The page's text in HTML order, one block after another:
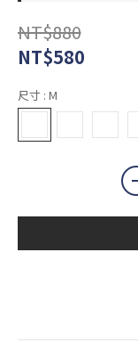
NT$880
NT$580
尺寸 : M